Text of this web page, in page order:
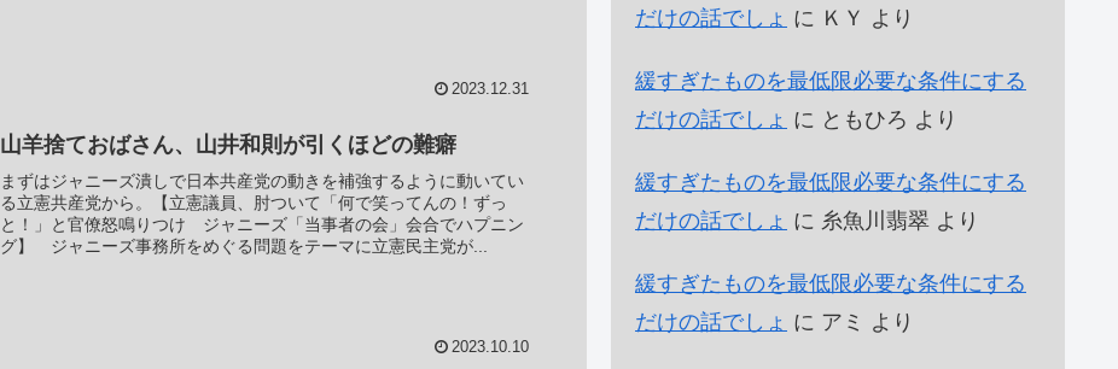
2023.12.31
山羊捨ておばさん、山井和則が引くほどの難癖
まずはジャニーズ潰しで日本共産党の動きを補強するように動いてい
る立憲共産党から。【立憲議員、肘ついて「何で笑ってんの！ずっ
と！」と官僚怒鳴りつけ ジャニーズ「当事者の会」会合でハプニン
グ】 ジャニーズ事務所をめぐる問題をテーマに立憲民主党が...
2023.10.10
だけの話でしょ に ＫＹ より
緩すぎたものを最低限必要な条件にする
だけの話でしょ に ともひろ より
緩すぎたものを最低限必要な条件にする
だけの話でしょ に 糸魚川翡翠 より
緩すぎたものを最低限必要な条件にする
だけの話でしょ に アミ より